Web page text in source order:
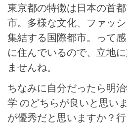
東京都の特徴は日本の首
市。多様な文化、ファッ
集結する国際都市。って
に住んでいるので、立地
ませんね。
ちなみに自分だったら明
学 のどちらが良いと思い
が優秀だと思いますか？